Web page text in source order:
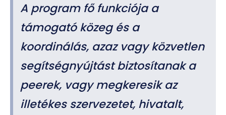
A program fő funkciója a
támogató közeg és a
koordinálás, azaz vagy közvetlen
segítségnyújtást biztosítanak a
peerek, vagy megkeresik az
illetékes szervezetet, hivatalt,